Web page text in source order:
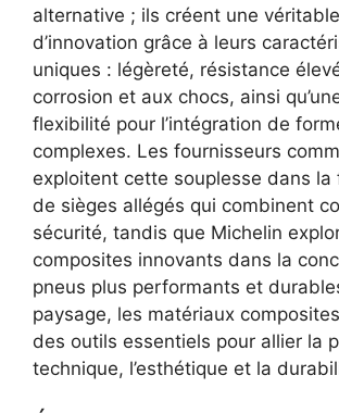
alternative ; ils créent une
d’innovation grâce à leurs
uniques : légèreté, résistance
corrosion et aux chocs, ainsi
flexibilité pour l’intégration de
complexes. Les fournisseurs
exploitent cette souplesse dans la
de sièges allégés qui combinent
sécurité, tandis que Michelin
composites innovants dans la
pneus plus performants et
paysage, les matériaux
des outils essentiels pour allier la
technique, l’esthétique et la